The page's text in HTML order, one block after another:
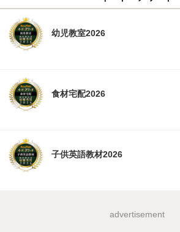
幼児教室2026
食材宅配2026
子供英語教材2026
advertisement